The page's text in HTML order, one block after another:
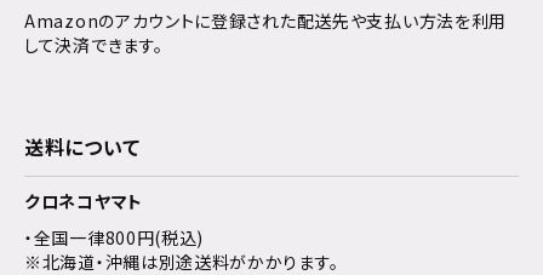
Amazonのアカウントに登録された配送先や支払い方法を利用
して決済できます。
送料について
クロネコヤマト
・全国一律800円(税込)
※北海道・沖縄は別途送料がかかります。